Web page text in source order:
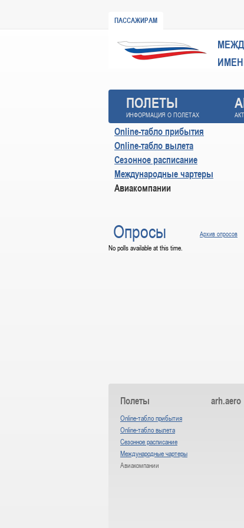
ПАССАЖИРАМ
ПОЛЕТЫ
ИНФОРМАЦИЯ О ПОЛЕТАХ
Online-табло прибытия
Online-табло вылета
Сезонное расписание
Международные чартеры
Авиакомпании
Опросы Архив опросов
No polls available at this time.
Полеты
Online-табло прибытия
Online-табло вылета
Сезонное расписание
Международные чартеры
Авиакомпании
arh.aero